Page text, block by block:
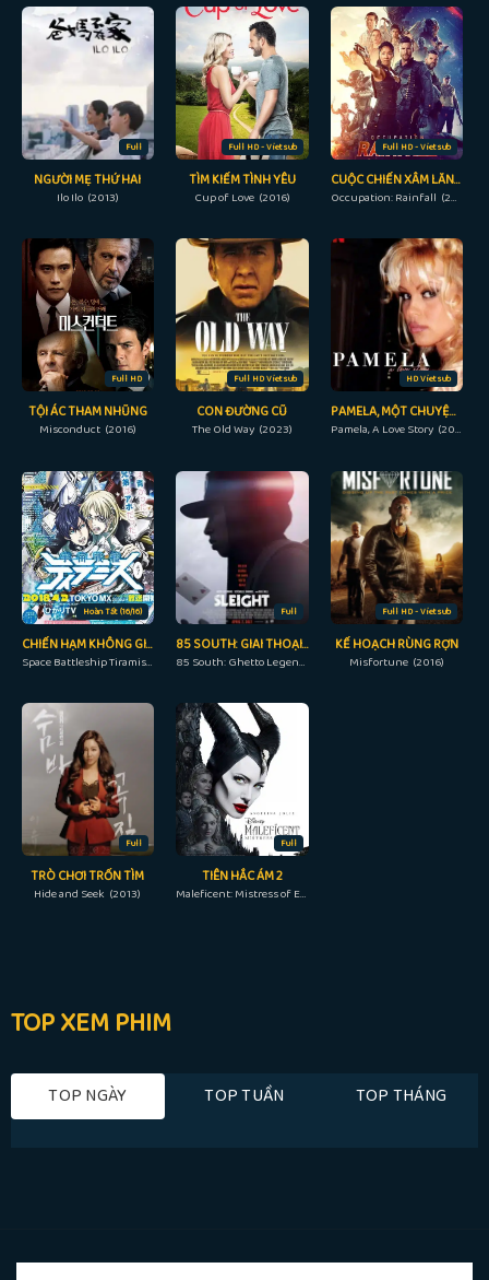
Full
NGƯỜI MẸ THỨ HAI
Ilo Ilo (2013)
Full HD - Vietsub
TÌM KIẾM TÌNH YÊU
Cup of Love (2016)
Full HD - Vietsub
CUỘC CHIẾN XÂM LĂNG: MIỀN NHIỆT ĐỚI
Occupation: Rainfall (2020)
Full HD
TỘI ÁC THAM NHŨNG
Misconduct (2016)
Full HD Vietsub
CON ĐƯỜNG CŨ
The Old Way (2023)
HD Vietsub
PAMELA, MỘT CHUYỆN TÌNH
Pamela, A Love Story (2023)
Hoàn Tất (16/16)
CHIẾN HẠM KHÔNG GIAN TIRAMISU
Space Battleship Tiramisu (2017)
Full
85 SOUTH: GIAI THOẠI ĐƯỜNG PHỐ
85 South: Ghetto Legends (2023)
Full HD - Vietsub
KẾ HOẠCH RÙNG RỢN
Misfortune (2016)
Full
TRÒ CHƠI TRỐN TÌM
Hide and Seek (2013)
Full
TIÊN HẮC ÁM 2
Maleficent: Mistress of Evil (2019)
TOP XEM PHIM
TOP NGÀY TOP TUẦN TOP THÁNG